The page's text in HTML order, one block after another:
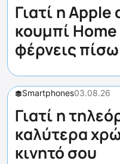
Γιατί η
κουμπί
φέρνεις πίσω
Smartphones03.08.26
Γιατί η
καλύτερα
κινητό σου